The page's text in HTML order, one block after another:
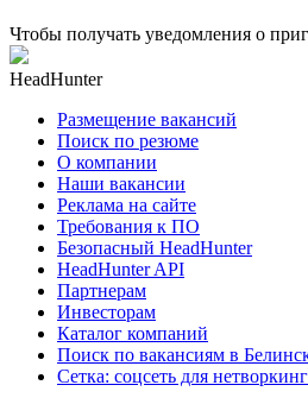
Чтобы получать уведомления о
HeadHunter
Размещение вакансий
Поиск по резюме
О компании
Наши вакансии
Реклама на сайте
Требования к ПО
Безопасный HeadHunter
HeadHunter API
Партнерам
Инвесторам
Каталог компаний
Поиск по вакансиям в
Сетка: соцсеть для